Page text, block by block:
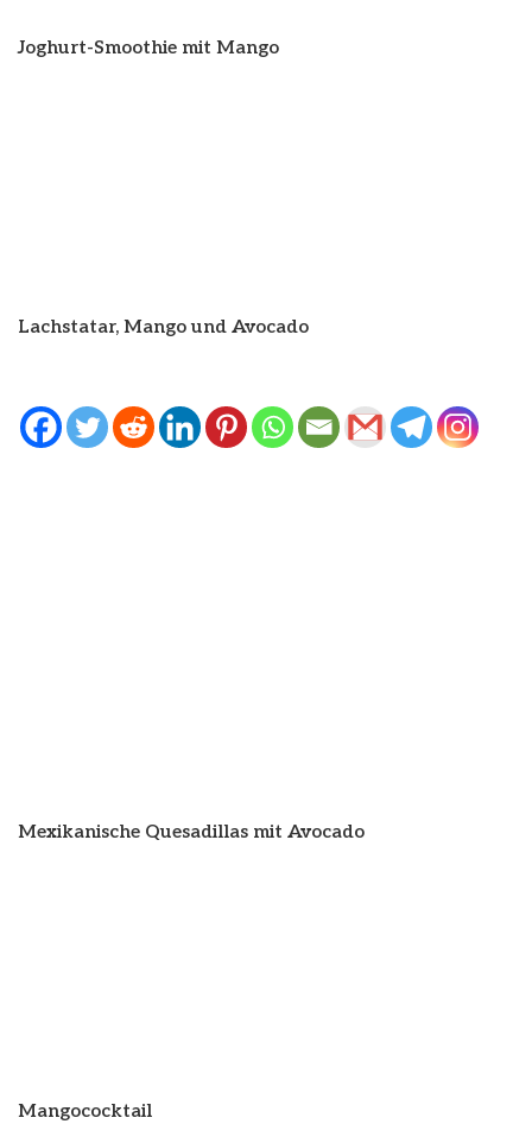
Joghurt-Smoothie mit Mango
Lachstatar, Mango und Avocado
Mexikanische Quesadillas mit Avocado
Mangococktail